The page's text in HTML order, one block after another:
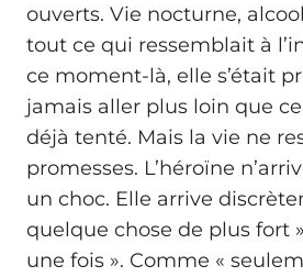
ouverts. Vie nocturne,
tout ce qui ressemblait à
ce moment-là, elle s’était
jamais aller plus loin que
déjà tenté. Mais la vie ne
promesses. L’héroïne
un choc. Elle arrive
quelque chose de plus fort
une fois ». Comme «